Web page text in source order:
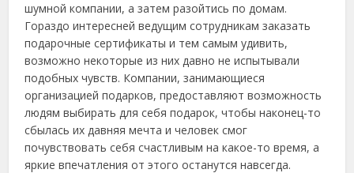
шумной компании, а затем разойтись по домам.
Гораздо интересней ведущим сотрудникам заказать
подарочные сертификаты и тем самым удивить,
возможно некоторые из них давно не испытывали
подобных чувств. Компании, занимающиеся
организацией подарков, предоставляют возможность
людям выбирать для себя подарок, чтобы наконец-то
сбылась их давняя мечта и человек смог
почувствовать себя счастливым на какое-то время, а
яркие впечатления от этого останутся навсегда.